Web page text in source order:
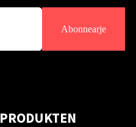
Abonnearje
PRODUKTEN